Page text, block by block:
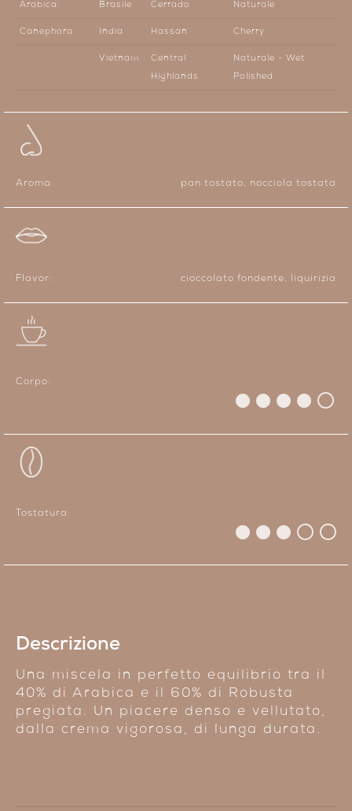
Arabica: Brasile Cerrado Naturale
Canephora: India Hassan Cherry
Vietnam Central
Highlands
Naturale - Wet
Polished
Aroma: pan tostato, nocciola tostata
Flavor: cioccolato fondente, liquirizia
Corpo:
Tostatura:
Descrizione
Una miscela in perfetto equilibrio tra il
40% di Arabica e il 60% di Robusta
pregiata. Un piacere denso e vellutato,
dalla crema vigorosa, di lunga durata.